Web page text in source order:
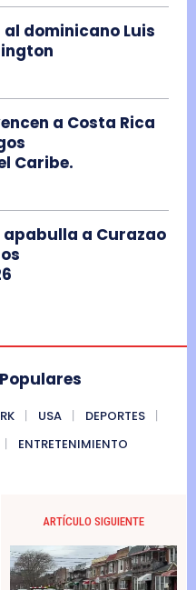
al dominicano Luis
a Costa Rica
Caribe.
a Curazao
USA
DEPORTES
ENTRETENIMIENTO
ARTÍCULO SIGUIENTE